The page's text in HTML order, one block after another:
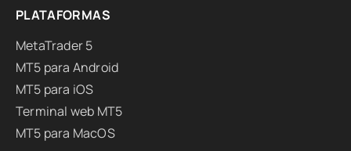
PLATAFORMAS
MetaTrader 5
MT5 para Android
MT5 para iOS
Terminal web MT5
MT5 para MacOS